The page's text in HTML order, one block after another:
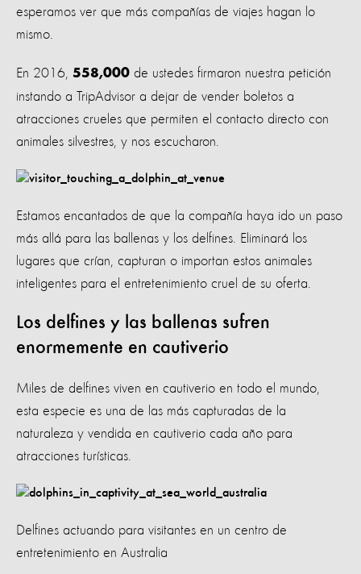
esperamos ver que más compañías de viajes hagan lo
mismo.
En 2016, 558,000 de ustedes firmaron nuestra petición
instando a TripAdvisor a dejar de vender boletos a
atracciones crueles que permiten el contacto directo con
animales silvestres, y nos escucharon.
Estamos encantados de que la compañía haya ido un paso
más allá para las ballenas y los delfines. Eliminará los
lugares que crían, capturan o importan estos animales
inteligentes para el entretenimiento cruel de su oferta.
Los delfines y las ballenas sufren
enormemente en cautiverio
Miles de delfines viven en cautiverio en todo el mundo,
esta especie es una de las más capturadas de la
naturaleza y vendida en cautiverio cada año para
atracciones turísticas.
Delfines actuando para visitantes en un centro de
entretenimiento en Australia